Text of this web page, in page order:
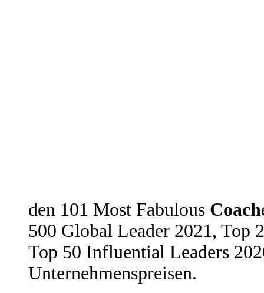
den 101 Most Fabulous Coach
500 Global Leader 2021, Top
Top 50 Influential Leaders
Unternehmenspreisen.